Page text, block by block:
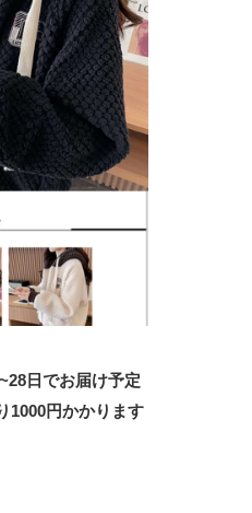
日でお届け予定
1000円かかります